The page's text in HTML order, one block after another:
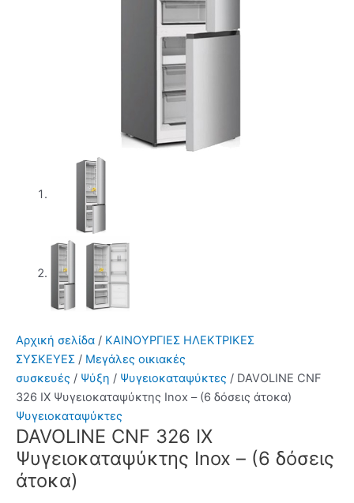
Αρχική σελίδα / ΚΑΙΝΟΥΡΓΙΕΣ ΗΛΕΚΤΡΙΚΕΣ
ΣΥΣΚΕΥΕΣ / Μεγάλες οικιακές
συσκευές / Ψύξη / Ψυγειοκαταψύκτες / DAVOLINE CNF
326 IX Ψυγειοκαταψύκτης Inox – (6 δόσεις άτοκα)
Ψυγειοκαταψύκτες
DAVOLINE CNF 326 IX
Ψυγειοκαταψύκτης Inox – (6 δόσεις
άτοκα)